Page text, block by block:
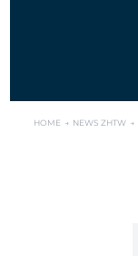
HOME → NEWS ZHTW →